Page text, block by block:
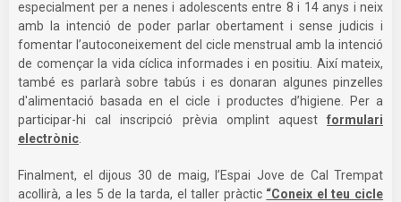
especialment per a nenes i adolescents entre 8 i 14 anys i neix
amb la intenció de poder parlar obertament i sense judicis i
fomentar l’autoconeixement del cicle menstrual amb la intenció
de començar la vida cíclica informades i en positiu. Així mateix,
també es parlarà sobre tabús i es donaran algunes pinzelles
d'alimentació basada en el cicle i productes d’higiene. Per a
participar-hi cal inscripció prèvia omplint aquest formulari
electrònic
Finalment, el dijous 30 de maig, l’Espai Jove de Cal Trempat
acollirà, a les 5 de la tarda, el taller pràctic “Coneix el teu cicle